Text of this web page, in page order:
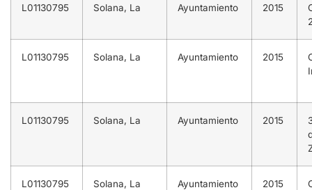
L01130795 Solana, La Ayuntamiento 2015
L01130795 Solana, La Ayuntamiento 2015
L01130795 Solana, La Ayuntamiento 2015
L01130795 Solana, La Ayuntamiento 2015